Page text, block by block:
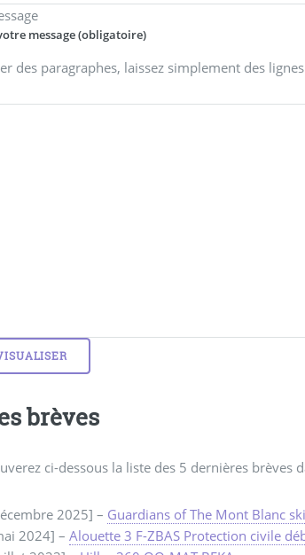
message (obligatoire)
des paragraphes, laissez simplement des
brèves
ci-dessous la liste des 5 dernières brèves
2025] – Guardians of The Mont Blanc
2024] –Alouette 3 F-ZBAS Protection civile